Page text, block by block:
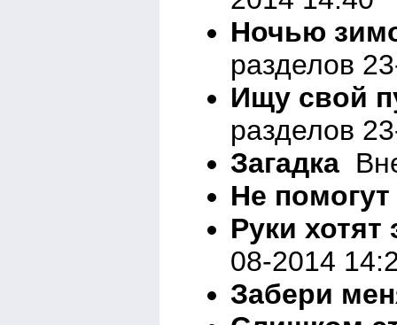
Ночью
разделов
Ищу свой
разделов
Загадка
Не помогут
Руки хотят
08-2014
Забери